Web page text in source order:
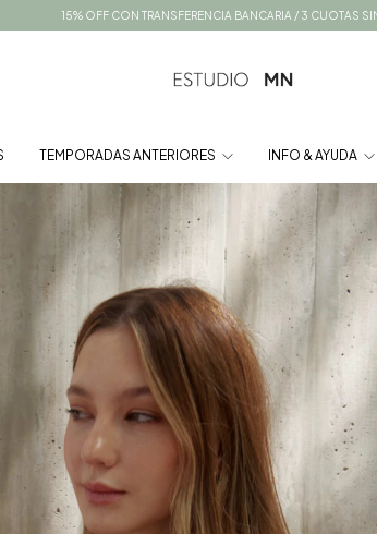
15% OFF CON TRANSFERENCIA BANCARIA / 3 CUOTAS
TEMPORADAS ANTERIORES INFO & AYUDA